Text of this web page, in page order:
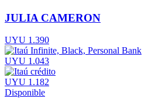
JULIA CAMERON
UYU 1.390
UYU 1.043
UYU 1.182
Disponible